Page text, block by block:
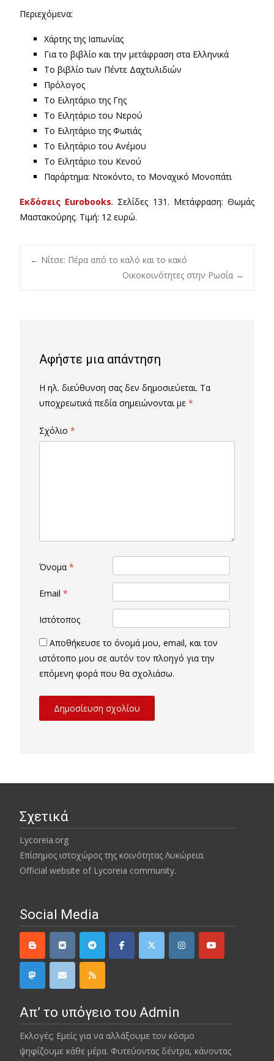
Περιεχόμενα:
Χάρτης της Ιαπωνίας
Για το βιβλίο και την μετάφραση στα Ελληνικά
Το βιβλίο των Πέντε Δαχτυλιδιών
Πρόλογος
Το Ειλητάριο της Γης
Το Ειλητάριο του Νερού
Το Ειλητάριο της Φωτιάς
Το Ειλητάριο του Ανέμου
Το Ειλητάριο του Κενού
Παράρτημα: Ντοκόντο, το Μοναχικό Μονοπάτι
Εκδόσεις Eurobooks. Σελίδες 131. Μετάφραση: Θωμάς
Μαστακούρης. Τιμή: 12 ευρώ.
Post
← Νίτσε: Πέρα από το καλό και το κακό
Οικοκοινότητες στην Ρωσία →
Αφήστε μια απάντηση
Η ηλ. διεύθυνση σας δεν δημοσιεύεται. Τα
υποχρεωτικά πεδία σημειώνονται με *
Σχόλιο *
Όνομα *
Email *
Ιστότοπος
Αποθήκευσε το όνομά μου, email, και τον
ιστότοπο μου σε αυτόν τον πλοηγό για την
επόμενη φορά που θα σχολιάσω.
Σχετικά
Lycoreia.org
Επίσημος ιστοχώρος της κοινότητας Λυκώρεια.
Official website of Lycoreia community.
Social Media
Απ’ το υπόγειο του Admin
Εκλογές; Εμείς για να αλλάξουμε τον κόσμο
ψηφίζουμε κάθε μέρα. Φυτεύοντας δέντρα, κάνοντας